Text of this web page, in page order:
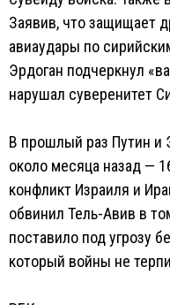
Заявив, что защищает
авиаудары по
Эрдоган подчеркнул
нарушал суверенитет
В прошлый раз Путин и
около месяца назад —
конфликт Израиля и
обвинил Тель-Авив в
поставило под угрозу
который войны не